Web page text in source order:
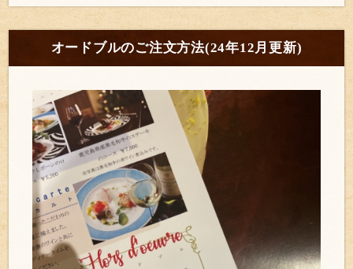
オードブルのご注文方法(24年12月更新)